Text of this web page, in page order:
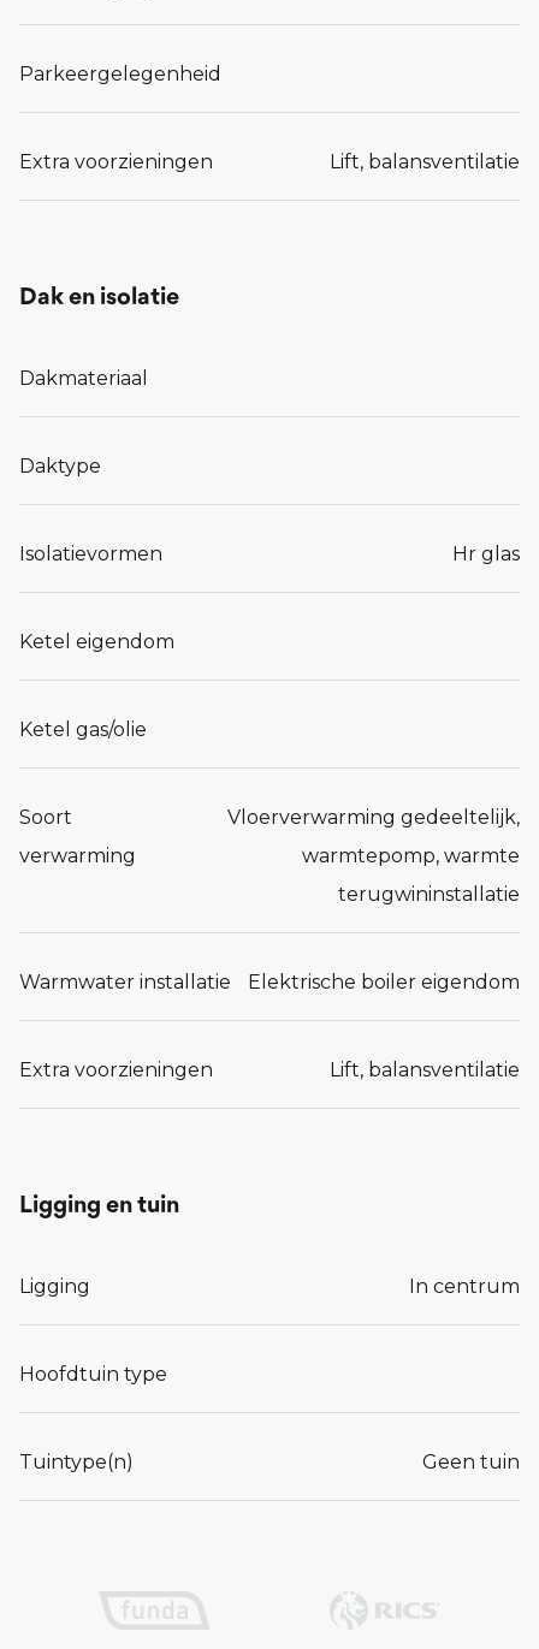
Parkeergelegenheid
Extra voorzieningen Lift, balansventilatie
Dak en isolatie
Dakmateriaal
Daktype
Isolatievormen Hr glas
Ketel eigendom
Ketel gas/olie
Soort
verwarming
Vloerverwarming gedeeltelijk,
warmtepomp, warmte
terugwininstallatie
Warmwater installatie Elektrische boiler eigendom
Extra voorzieningen Lift, balansventilatie
Ligging en tuin
Ligging In centrum
Hoofdtuin type
Tuintype(n) Geen tuin